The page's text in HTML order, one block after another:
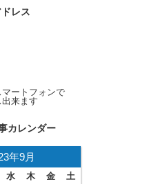
レス
ートフォンで
来ます
カレンダー
年9月
水 木 金
土